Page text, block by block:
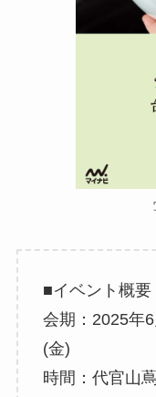
■イベント概要
会期：2025年
(金)
時間：代官山